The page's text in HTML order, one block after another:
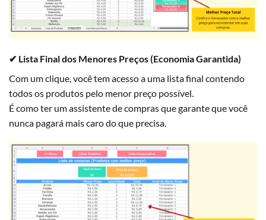
✔ Lista Final dos Menores Preços (Economia Garantida)
Com um clique, você tem acesso a uma lista final contendo
todos os produtos pelo menor preço possível.
É como ter um assistente de compras que garante que você
nunca pagará mais caro do que precisa.